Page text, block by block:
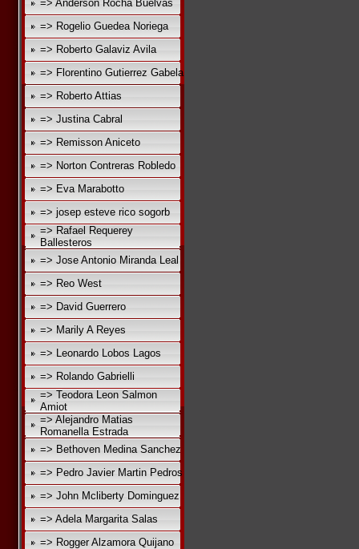
=> Anderson Rocha Buelvas
=> Rogelio Guedea Noriega
=> Roberto Galaviz Avila
=> Florentino Gutierrez Gabela
=> Roberto Attias
=> Justina Cabral
=> Remisson Aniceto
=> Norton Contreras Robledo
=> Eva Marabotto
=> josep esteve rico sogorb
=> Rafael Requerey
Ballesteros
=> Jose Antonio Miranda Leal
=> Reo West
=> David Guerrero
=> Marily A Reyes
=> Leonardo Lobos Lagos
=> Rolando Gabrielli
=> Teodora Leon Salmon
Amiot
=> Alejandro Matias
Romanella Estrada
=> Bethoven Medina Sanchez
=> Pedro Javier Martin Pedros
=> John Mcliberty Dominguez
=> Adela Margarita Salas
=> Rogger Alzamora Quijano